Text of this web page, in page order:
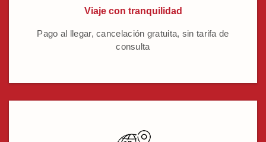
Viaje con tranquilidad
Pago al llegar, cancelación gratuita, sin tarifa de
consulta